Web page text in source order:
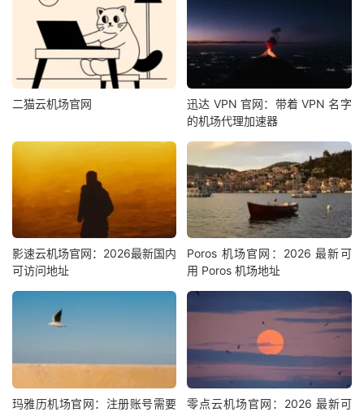
二猫云机场官网
迅达 VPN 官网：带着 VPN 名字
的机场代理加速器
影速云机场官网：2026最新国内
可访问地址
Poros 机场官网：2026 最新可
用 Poros 机场地址
玛雅历机场官网：注册账号需要
零点云机场官网：2026 最新可